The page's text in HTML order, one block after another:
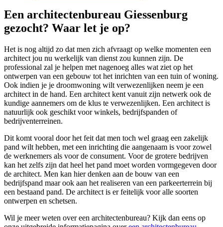
Een architectenbureau Giessenburg
gezocht? Waar let je op?
Het is nog altijd zo dat men zich afvraagt op welke momenten een
architect jou nu werkelijk van dienst zou kunnen zijn. De
professional zal je helpen met nagenoeg alles wat ziet op het
ontwerpen van een gebouw tot het inrichten van een tuin of woning.
Ook indien je je droomwoning wilt verwezenlijken neem je een
architect in de hand. Een architect kent vanuit zijn netwerk ook de
kundige aannemers om de klus te verwezenlijken. Een architect is
natuurlijk ook geschikt voor winkels, bedrijfspanden of
bedrijventerreinen.
Dit komt vooral door het feit dat men toch wel graag een zakelijk
pand wilt hebben, met een inrichting die aangenaam is voor zowel
de werknemers als voor de consument. Voor de grotere bedrijven
kan het zelfs zijn dat heel het pand moet worden vormgegeven door
de architect. Men kan hier denken aan de bouw van een
bedrijfspand maar ook aan het realiseren van een parkeerterrein bij
een bestaand pand. De architect is er feitelijk voor alle soorten
ontwerpen en schetsen.
Wil je meer weten over een architectenbureau? Kijk dan eens op